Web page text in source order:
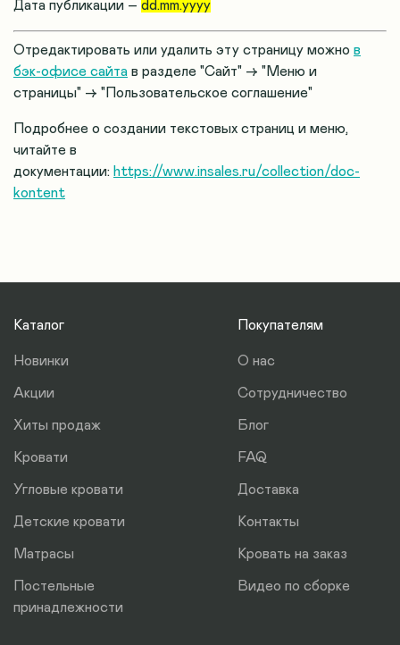
Дата публикации – dd.mm.yyyy
Отредактировать или удалить эту страницу можно в
бэк-офисе сайта в разделе "Сайт" → "Меню и
страницы" → "Пользовательское соглашение"
Подробнее о создании текстовых страниц и меню,
читайте в
документации: https://www.insales.ru/collection/doc-
kontent
Каталог
Новинки
Акции
Хиты продаж
Кровати
Угловые кровати
Детские кровати
Матрасы
Постельные
принадлежности
Покупателям
О нас
Сотрудничество
Блог
FAQ
Доставка
Контакты
Кровать на заказ
Видео по сборке